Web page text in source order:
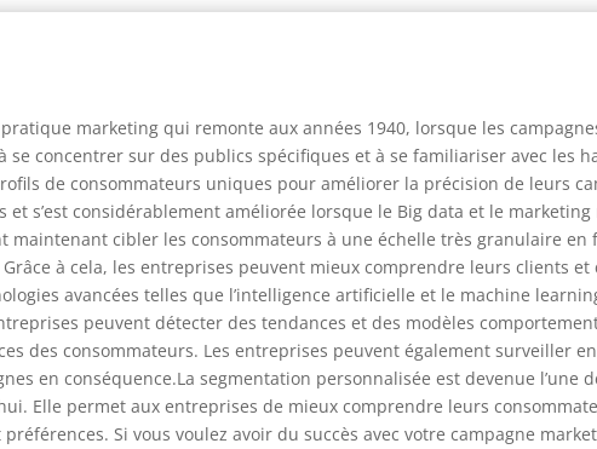
marketing qui remonte aux années 1940, lorsque les
se concentrer sur des publics spécifiques et à se familiariser avec les
de consommateurs uniques pour améliorer la précision de leurs
et s’est considérablement améliorée lorsque le Big data et le
maintenant cibler les consommateurs à une échelle très granulaire
à cela, les entreprises peuvent mieux comprendre leurs clients
avancées telles que l’intelligence artificielle et le machine
peuvent détecter des tendances et des modèles
des consommateurs. Les entreprises peuvent également surveiller
en conséquence.La segmentation personnalisée est devenue l’une
Elle permet aux entreprises de mieux comprendre leurs
Si vous voulez avoir du succès avec votre campagne